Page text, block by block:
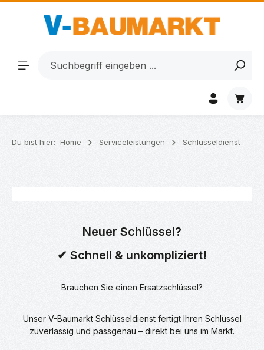
Zum Hauptinhalt springen
Du bist hier: Home Serviceleistungen Schlüsseldienst
Neuer Schlüssel?
✔ Schnell & unkompliziert!
Brauchen Sie einen Ersatzschlüssel?
Unser V-Baumarkt Schlüsseldienst fertigt Ihren Schlüssel
zuverlässig und passgenau – direkt bei uns im Markt.